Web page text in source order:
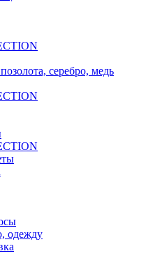
серебро, медь
одежду